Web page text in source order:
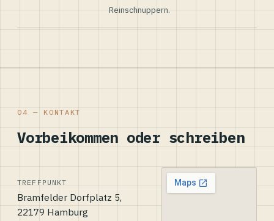
Reinschnuppern.
04 — KONTAKT
Vorbeikommen oder schreiben
TREFFPUNKT
Bramfelder Dorfplatz 5,
22179 Hamburg